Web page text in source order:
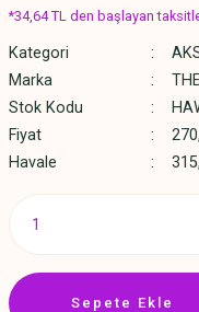
*34,64 TL den başlayan
Kategori
Marka
Stok Kodu
Fiyat
Havale
Sepete Ekle